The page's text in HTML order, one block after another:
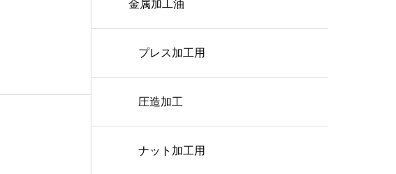
金属加工油
プレス加工用
圧造加工
ナット加工用